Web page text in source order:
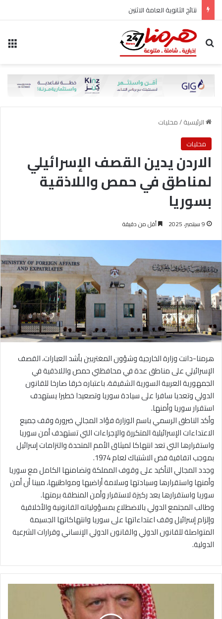
نتائج الثانوية العامة الاثنين
بحث عن
الرئيسية/محليات
محليات
الاردن يدين القصف الإسرائيلي
لمناطق في حمص واللاذقية
بسوريا
9 سبتمبر، 2025 أقل من دقيقة
هرمنا-دانت وزارة الخارجية وشؤون المغتربين بأشد العبارات، القصف
الإسرائيلي على مناطق عدة في محافظتي حمص واللاذقية في
الجمهورية العربية السورية الشقيقة، باعتباره خرقا صارخا للقانون
الدولي وتعديا سافرا على سيادة سوريا وتصعيدا خطيرا يستهدف
استقرار سوريا وأمنها.
وأكد الناطق الرسمي باسم الوزارة فؤاد المجالي ضرورة وقف جميع
الاعتداءات الإسرائيلية المتكررة والإجراءات التي تستهدف أمن سوريا
واستقرارها التي تعد انتهاكا لميثاق الأمم المتحدة والتزامات إسرائيل
بموجب اتفاقية فض الاشتباك لعام 1974.
وجدد المجالي التأكيد على وقوف المملكة وتضامنها الكامل مع سوريا
وأمنها واستقرارها وسيادتها وسلامة أراضيها ومواطنيها، مبينا أن أمن
سوريا واستقرارها يعد ركيزة لاستقرار وأمن المنطقة برمتها.
وطالب المجتمع الدولي بالاضطلاع بمسؤولياته القانونية والأخلاقية
وإلزام إسرائيل وقف اعتداءاتها على سوريا وانتهاكاتها الجسيمة
المتواصلة للقانون الدولي والقانون الدولي الإنساني وقرارات الشرعية
الدولية.